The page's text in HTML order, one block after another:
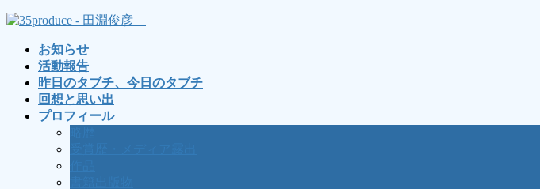
コ
ナ
お知らせ
活動報告
昨日のタブチ、今日のタブチ
回想と思い出
プロフィール